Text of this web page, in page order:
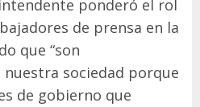
ponderó el rol
de prensa en la
que “son
sociedad porque
de gobierno que